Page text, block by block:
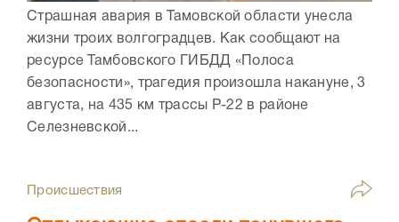
Страшная авария в Тамовской области унесла
жизни троих волгоградцев. Как сообщают на
ресурсе Тамбовского ГИБДД «Полоса
безопасности», трагедия произошла накануне, 3
августа, на 435 км трассы Р-22 в районе
Селезневской...
Происшествия